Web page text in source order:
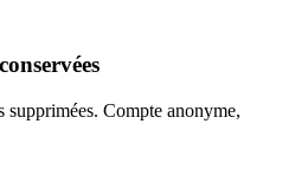
supprimées. Compte anonyme,